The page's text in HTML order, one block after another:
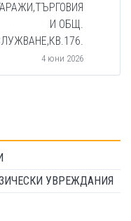
И ОБЩ.
4 юни 2026
УВРЕЖДАНИЯ